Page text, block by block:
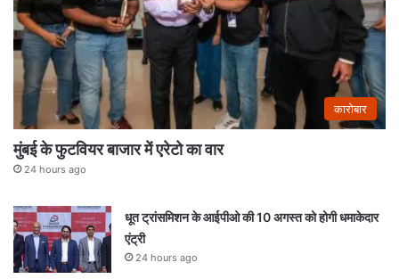
कारोबार
मुंबई के फुटवियर बाजार में एरेटो का वार
24 hours ago
धूत ट्रांसमिशन के आईपीओ की 10 अगस्त को होगी धमाकेदार
एंट्री
24 hours ago